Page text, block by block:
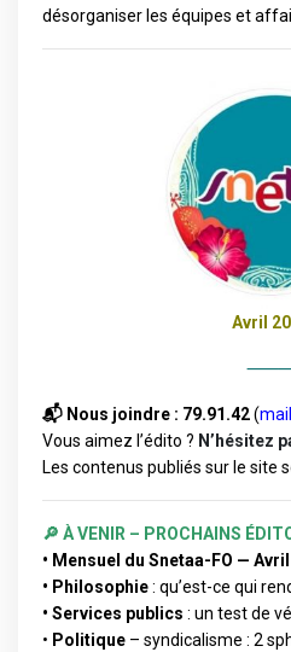
désorganiser les équipes et
Avril
📬 Nous joindre : 79.91.42(mail
Vous aimez l’édito ? N’hésitez
Les contenus publiés sur le site
🔎 À VENIR – PROCHAINS
• Mensuel du Snetaa-FO —
• Philosophie: qu’est-ce qui
• Services publics : un test de
• Politique – syndicalisme : 2